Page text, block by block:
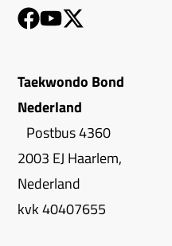
Taekwondo Bond
Nederland
Postbus 4360
2003 EJ Haarlem,
Nederland
kvk 40407655